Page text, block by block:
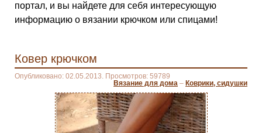
портал, и вы найдете для себя интересующую
информацию о вязании крючком или спицами!
Ковер крючком
Опубликовано: 02.05.2013. Просмотров: 59789
Вязание для дома – Коврики, сидушки